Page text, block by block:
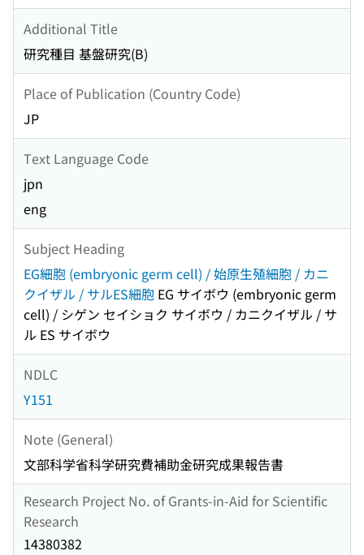
Additional Title
研究種目 基盤研究(B)
Place of Publication (Country Code)
JP
Text Language Code
jpn
eng
Subject Heading
EG細胞 (embryonic germ cell) / 始原生殖細胞 / カニ
クイザル / サルES細胞 EG サイボウ (embryonic germ
cell) / シゲン セイショク サイボウ / カニクイザル / サ
ル ES サイボウ
NDLC
Y151
Note (General)
文部科学省科学研究費補助金研究成果報告書
Research Project No. of Grants-in-Aid for Scientific
Research
14380382